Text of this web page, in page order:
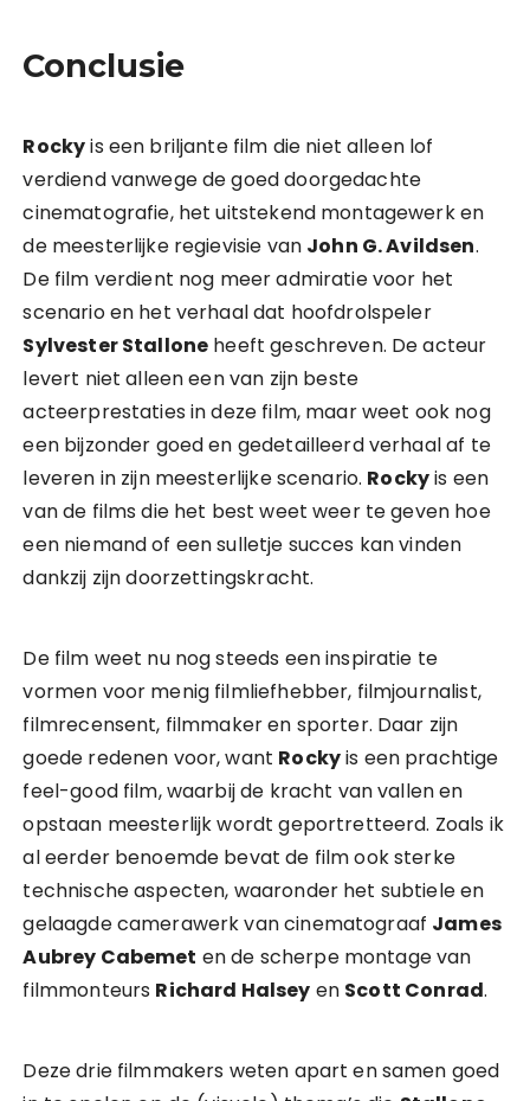
Conclusie
Rockyis een briljante film die niet alleen lof
verdiend vanwege de goed doorgedachte
cinematografie, het uitstekend montagewerk en
de meesterlijke regievisie van John G. Avildsen.
De film verdient nog meer admiratie voor het
scenario en het verhaal dat hoofdrolspeler
Sylvester Stallone heeft geschreven. De acteur
levert niet alleen een van zijn beste
acteerprestaties in deze film, maar weet ook nog
een bijzonder goed en gedetailleerd verhaal af te
leveren in zijn meesterlijke scenario. Rockyis een
van de films die het best weet weer te geven hoe
een niemand of een sulletje succes kan vinden
dankzij zijn doorzettingskracht.
De film weet nu nog steeds een inspiratie te
vormen voor menig filmliefhebber, filmjournalist,
filmrecensent, filmmaker en sporter. Daar zijn
goede redenen voor, want Rockyis een prachtige
feel-good film, waarbij de kracht van vallen en
opstaan meesterlijk wordt geportretteerd. Zoals ik
al eerder benoemde bevat de film ook sterke
technische aspecten, waaronder het subtiele en
gelaagde camerawerk van cinematograaf James
Aubrey Cabemet en de scherpe montage van
filmmonteurs Richard Halsey en Scott Conrad.
Deze drie filmmakers weten apart en samen goed